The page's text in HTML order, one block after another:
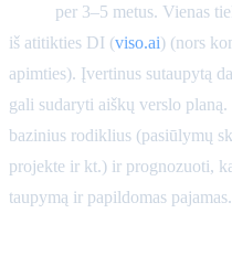
per 3–5 metus. Vienas
iš atitikties DI (viso.ai) (nors
apimties). Įvertinus sutaupytą
gali sudaryti aiškų verslo
bazinius rodiklius (pasiūlymų
projekte ir kt.) ir prognozuoti,
taupymą ir papildomas pajamas.